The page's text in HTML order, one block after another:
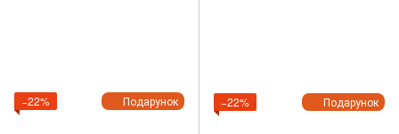
Подарунок
−22% Подарунок
−22%